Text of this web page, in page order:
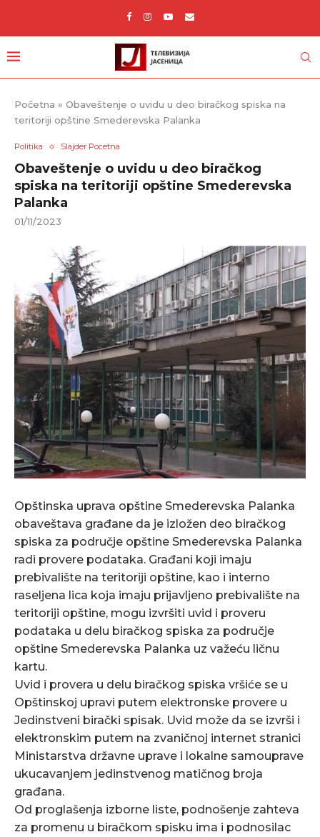
Početna » Obaveštenje o uvidu u deo biračkog spiska na
teritoriji opštine Smederevska Palanka
Politika Slajder Pocetna
Obaveštenje o uvidu u deo biračkog
spiska na teritoriji opštine Smederevska
Palanka
01/11/2023
Opštinska uprava opštine Smederevska Palanka
obaveštava građane da je izložen deo biračkog
spiska za područje opštine Smederevska Palanka
radi provere podataka. Građani koji imaju
prebivalište na teritoriji opštine, kao i interno
raseljena lica koja imaju prijavljeno prebivalište na
teritoriji opštine, mogu izvršiti uvid i proveru
podataka u delu biračkog spiska za područje
opštine Smederevska Palanka uz važeću ličnu
kartu.
Uvid i provera u delu biračkog spiska vršiće se u
Opštinskoj upravi putem elektronske provere u
Jedinstveni birački spisak. Uvid može da se izvrši i
elektronskim putem na zvaničnoj internet stranici
Ministarstva državne uprave i lokalne samouprave
ukucavanjem jedinstvenog matičnog broja
građana.
Od proglašenja izborne liste, podnošenje zahteva
za promenu u biračkom spisku ima i podnosilac